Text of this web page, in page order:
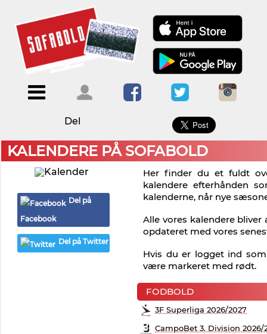
Menu
ForsideKalendere
Blogs
Om
Sofabold
Kontakt
bruger
×
Del
KALENDERE PÅ SOFABOLD
Del på
Facebook
Del på Twitter
Her finder du et fuldt
kalendere efterhånden
kalenderne, når nye
Alle vores kalendere
opdateret med vores
Hvis du er logget ind
være markeret med rødt.
FODBOLD
3F Superliga 2026/2027
CampoBet 3. Division 2026/